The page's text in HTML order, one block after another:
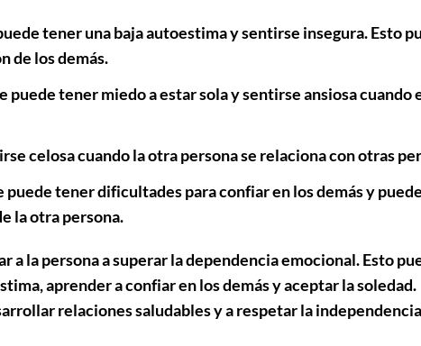
tener una baja autoestima y sentirse insegura. Esto
de los demás.
puede tener miedo a estar sola y sentirse ansiosa cuando
celosa cuando la otra persona se relaciona con otras
puede tener dificultades para confiar en los demás y puede
la otra persona.
a la persona a superar la dependencia emocional. Esto
aprender a confiar en los demás y aceptar la soledad.
relaciones saludables y a respetar la